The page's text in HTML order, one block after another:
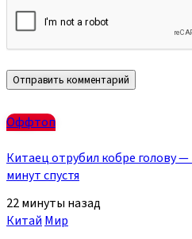
Оффтоп
Китаец отрубил кобре голову
минут спустя
22 минуты назад
Китай Мир